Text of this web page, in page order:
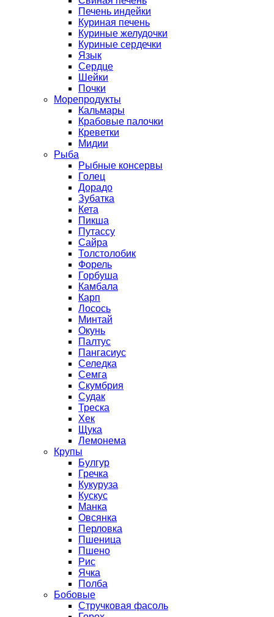
Печень индейки
Куриная печень
Куриные желудочки
Куриные сердечки
Язык
Сердце
Шейки
Почки
Морепродукты
Кальмары
Крабовые палочки
Креветки
Мидии
Рыба
Рыбные консервы
Голец
Дорадо
Зубатка
Кета
Пикша
Путассу
Сайра
Толстолобик
Форель
Горбуша
Камбала
Карп
Лосось
Минтай
Окунь
Палтус
Пангасиус
Селедка
Семга
Скумбрия
Судак
Треска
Хек
Щука
Лемонема
Крупы
Булгур
Гречка
Кукуруза
Кускус
Манка
Овсянка
Перловка
Пшеница
Пшено
Рис
Ячка
Полба
Бобовые
Стручковая фасоль